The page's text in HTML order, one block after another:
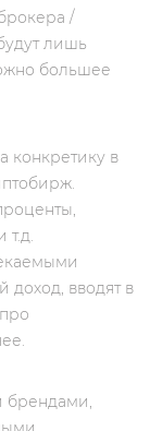
/
лишь
большее
конкретику в
т.д.
доход, вводят в
брендами,